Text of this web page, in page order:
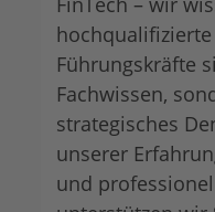
Führungskräfte
Fachwissen,
strategisches
unserer
und